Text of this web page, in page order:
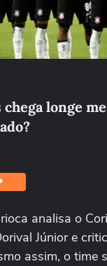
Tentar novamente
longe
analisa o
Júnior e
assim, o time